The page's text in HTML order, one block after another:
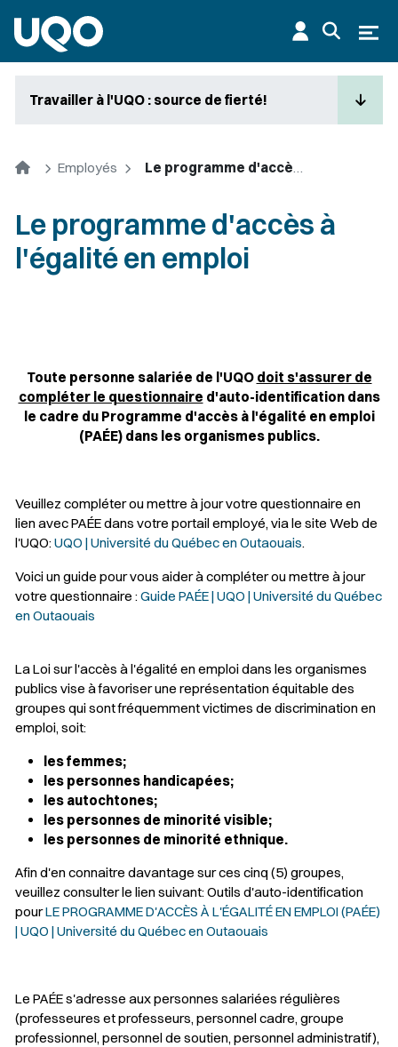
Travailler à l'UQO : source de fierté!
AccueilEmployés Le programme d'accès à l'égalité en emploi
Le programme d'accès à
l'égalité en emploi
Toute personne salariée de l'UQO doit s'assurer de
compléter le questionnaire d'auto-identification dans
le cadre du Programme d'accès à l'égalité en emploi
(PAÉE) dans les organismes publics.
Veuillez compléter ou mettre à jour votre questionnaire en
lien avec PAÉE dans votre portail employé, via le site Web de
l'UQO:UQO | Université du Québec en Outaouais.​
Voici un guide pour vous aider à compléter ou mettre à jour
votre questionnaire :Guide PAÉE | UQO | Université du Québec
en Outaouais
LaLoi sur l'accès à l'égalité en emploi dans les organismes
publics vise à favoriser une représentation équitable des
groupes qui sont fréquemment victimes de discrimination en
emploi, soit:
les femmes;
les personnes handicapées;
les autochtones;
les personnes de minorité visible;
les personnes de minorité ethnique.
Afin d'en connaitre davantage sur ces cinq (5) groupes,
veuillez consulter le lien suivant: Outils d'auto-identification
pourLE PROGRAMME D'ACCÈS À L'ÉGALITÉ EN EMPLOI (PAÉE)
| UQO | Université du Québec en Outaouais
Le PAÉE s'adresse aux personnes salariées régulières
(professeures et professeurs, personnel cadre, groupe
professionnel, personnel de soutien, personnel administratif),